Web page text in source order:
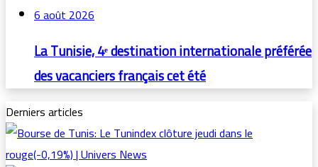
6 août 2026
La Tunisie, 4ᵉ destination internationale préférée
des vacanciers français cet été
Derniers articles